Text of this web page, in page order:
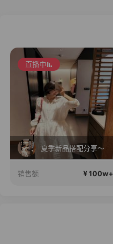
直播中
夏季新品搭配分享～
销售额 ¥ 100w+